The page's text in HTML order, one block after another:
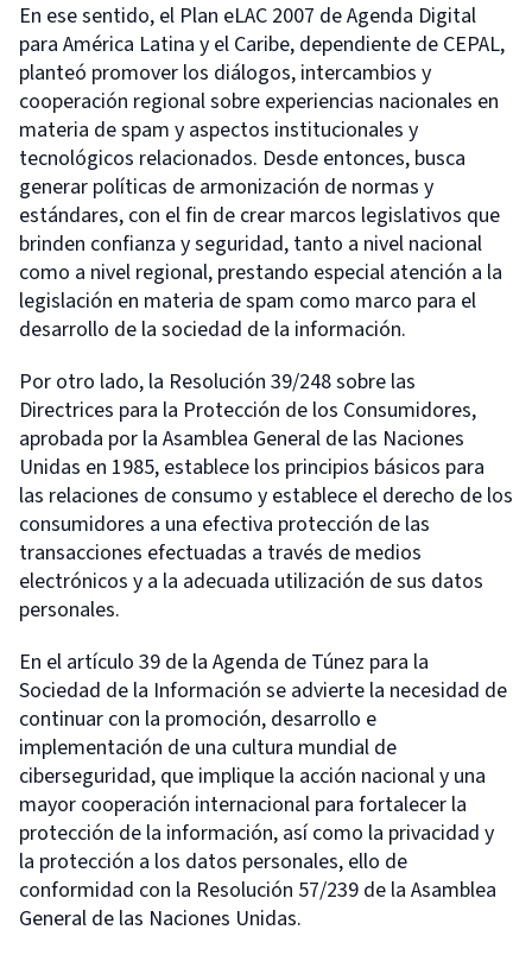
En ese sentido, el Plan eLAC 2007 de Agenda Digital
para América Latina y el Caribe, dependiente de CEPAL,
planteó promover los diálogos, intercambios y
cooperación regional sobre experiencias nacionales en
materia de spam y aspectos institucionales y
tecnológicos relacionados. Desde entonces, busca
generar políticas de armonización de normas y
estándares, con el fin de crear marcos legislativos que
brinden confianza y seguridad, tanto a nivel nacional
como a nivel regional, prestando especial atención a la
legislación en materia de spam como marco para el
desarrollo de la sociedad de la información.
Por otro lado, la Resolución 39/248 sobre las
Directrices para la Protección de los Consumidores,
aprobada por la Asamblea General de las Naciones
Unidas en 1985, establece los principios básicos para
las relaciones de consumo y establece el derecho de los
consumidores a una efectiva protección de las
transacciones efectuadas a través de medios
electrónicos y a la adecuada utilización de sus datos
personales.
En el artículo 39 de la Agenda de Túnez para la
Sociedad de la Información se advierte la necesidad de
continuar con la promoción, desarrollo e
implementación de una cultura mundial de
ciberseguridad, que implique la acción nacional y una
mayor cooperación internacional para fortalecer la
protección de la información, así como la privacidad y
la protección a los datos personales, ello de
conformidad con la Resolución 57/239 de la Asamblea
General de las Naciones Unidas.